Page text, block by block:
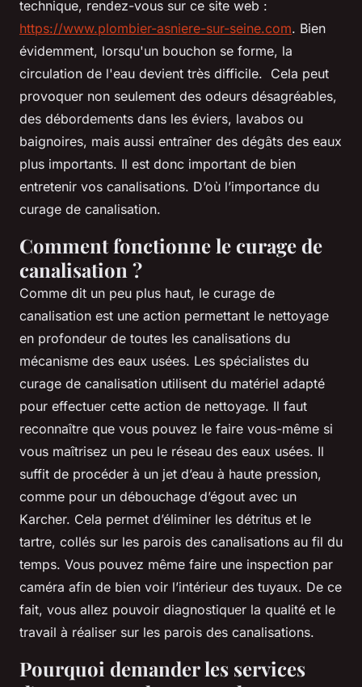
technique, rendez-vous sur ce site web :
https://www.plombier-asniere-sur-seine.com. Bien
évidemment, lorsqu'un bouchon se forme, la
circulation de l'eau devient très difficile. Cela peut
provoquer non seulement des odeurs désagréables,
des débordements dans les éviers, lavabos ou
baignoires, mais aussi entraîner des dégâts des eaux
plus importants. Il est donc important de bien
entretenir vos canalisations. D’où l’importance du
curage de canalisation.
Comment fonctionne le curage de
canalisation ?
Comme dit un peu plus haut, le curage de
canalisation est une action permettant le nettoyage
en profondeur de toutes les canalisations du
mécanisme des eaux usées. Les spécialistes du
curage de canalisation utilisent du matériel adapté
pour effectuer cette action de nettoyage. Il faut
reconnaître que vous pouvez le faire vous-même si
vous maîtrisez un peu le réseau des eaux usées. Il
suffit de procéder à un jet d’eau à haute pression,
comme pour un débouchage d’égout avec un
Karcher. Cela permet d’éliminer les détritus et le
tartre, collés sur les parois des canalisations au fil du
temps. Vous pouvez même faire une inspection par
caméra afin de bien voir l’intérieur des tuyaux. De ce
fait, vous allez pouvoir diagnostiquer la qualité et le
travail à réaliser sur les parois des canalisations.
Pourquoi demander les services